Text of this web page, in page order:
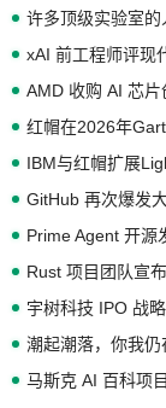
许多顶级实验室
xAI 前工程师评现
红帽在2026年
GitHub 再次爆发
潮起潮落，你我
马斯克 AI 百科项